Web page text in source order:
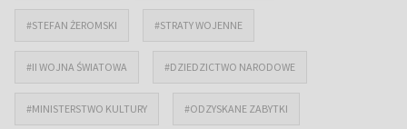
#STEFAN ŻEROMSKI #STRATY WOJENNE
#II WOJNA ŚWIATOWA #DZIEDZICTWO NARODOWE
#MINISTERSTWO KULTURY #ODZYSKANE ZABYTKI